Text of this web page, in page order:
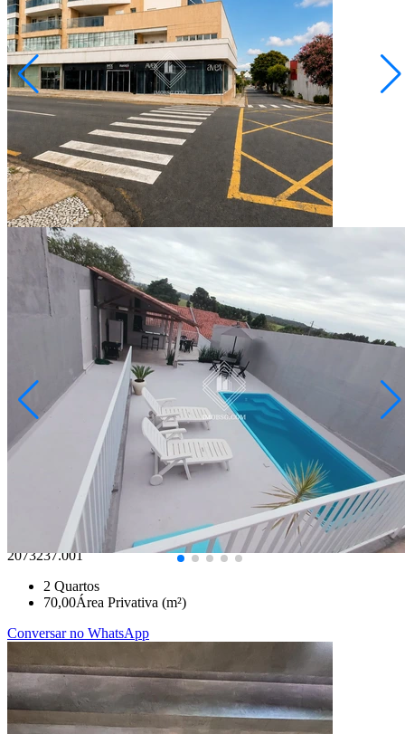
Estrela
R$ 900.000,00
Sala Comercial Edificio Monet - Bairro Estrela
Ponta Grossa/PR
2073252.001
83,00Área Privativa (m²)
Conversar no WhatsApp
Uvaranas
R$ 480.000,00
ÁREA DE LAZER + Residência - Jardim Paraiso
Ponta Grossa/PR
2073237.001
2 Quartos
70,00Área Privativa (m²)
Conversar no WhatsApp